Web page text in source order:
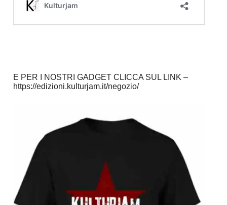
E PER I NOSTRI GADGET CLICCA SUL LINK –
https://edizioni.kulturjam.it/negozio/